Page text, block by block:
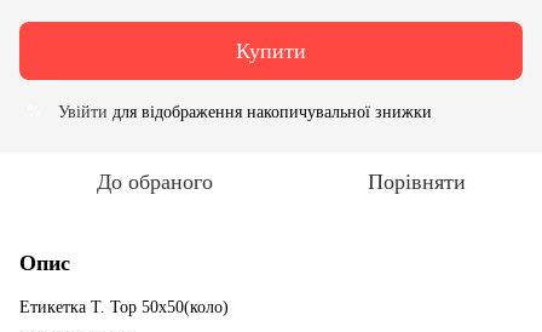
Купити
Увійти для відображення накопичувальної знижки
До обраного Порівняти
Опис
Етикетка T. Top 50x50(коло)